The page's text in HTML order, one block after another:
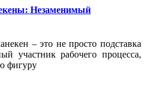
Незаменимый
– это не просто подставка
участник рабочего процесса,
фигуру